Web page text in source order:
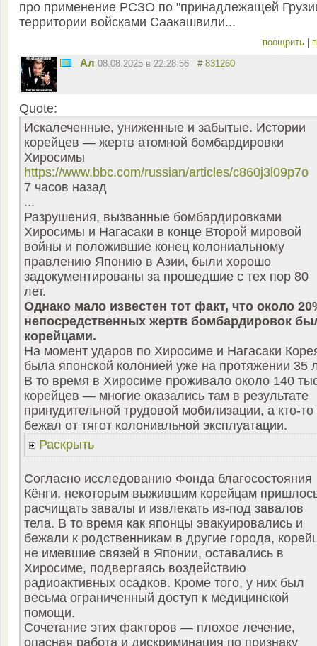
про применение РСЗО по "принадлежащей
территории войсками Саакашвили...
поощрить
Ал 08.08.2025 в 22:28:56 # 831260
Quote:
Искалеченные, униженные и забытые. Истории
корейцев — жертв атомной бомбардировки
Хиросимы
https://www.bbc.com/russian/articles/c860j3l09p7o
7 часов назад
...
Разрушения, вызванные бомбардировками
Хиросимы и Нагасаки в конце Второй мировой
войны и положившие конец колониальному
правлению Японию в Азии, были хорошо
задокументированы за прошедшие с тех пор 80
лет.
Однако мало известен тот факт, что около
непосредственных жертв бомбардировок
корейцами.
На момент ударов по Хиросиме и Нагасаки
была японской колонией уже на протяжении 35
В то время в Хиросиме проживало около 140
корейцев — многие оказались там в результате
принудительной трудовой мобилизации, а кто-то
бежал от тягот колониальной эксплуатации.
Раскрыть
Согласно исследованию Фонда благосостояния
Кёнги, некоторым выжившим корейцам
расчищать завалы и извлекать из-под завалов
тела. В то время как японцы эвакуировались и
бежали к родственникам в другие города,
не имевшие связей в Японии, оставались в
Хиросиме, подвергаясь воздействию
радиоактивных осадков. Кроме того, у них был
весьма ограниченный доступ к медицинской
помощи.
Сочетание этих факторов — плохое лечение,
опасная работа и дискриминация по признаку